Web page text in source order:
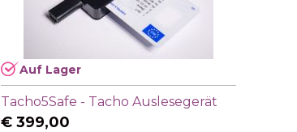
Auf Lager
Tacho5Safe - Tacho Auslesegerät
€ 399,00